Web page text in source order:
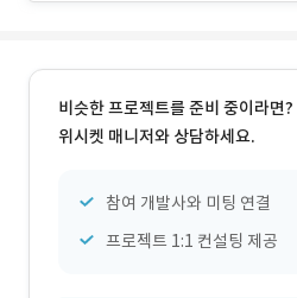
비슷한 프로젝트를 준비 중이라면?
위시켓 매니저와 상담하세요.
참여 개발사와 미팅 연결
프로젝트 1:1 컨설팅 제공